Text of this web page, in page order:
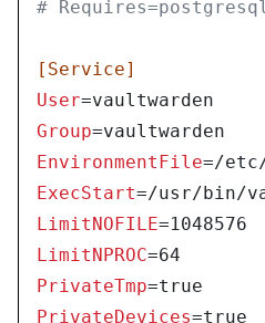
#
[Service]
User=vaultwarden
Group=vaultwarden
EnvironmentFile=/
ExecStart=/usr/bin/
LimitNOFILE=1048576
LimitNPROC=64
PrivateTmp=true
PrivateDevices=true